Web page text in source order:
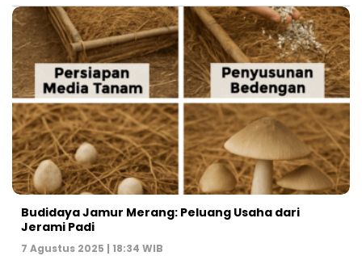
Budidaya Jamur Merang: Peluang Usaha dari
Jerami Padi
7 Agustus 2025 | 18:34 WIB